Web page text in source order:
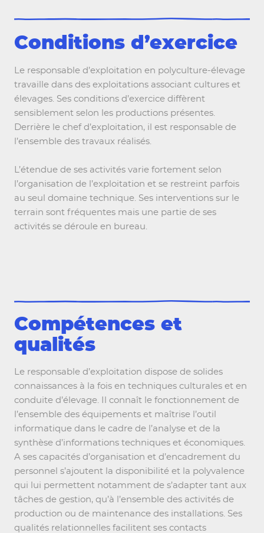
Les métiers
Conditions d’exercice
Le responsable d’exploitation en polyculture-élevage
travaille dans des exploitations associant cultures et
élevages. Ses conditions d’exercice diffèrent
sensiblement selon les productions présentes.
Derrière le chef d’exploitation, il est responsable de
l’ensemble des travaux réalisés.
L’étendue de ses activités varie fortement selon
l’organisation de l’exploitation et se restreint parfois
au seul domaine technique. Ses interventions sur le
terrain sont fréquentes mais une partie de ses
activités se déroule en bureau.
Compétences et
qualités
Le responsable d’exploitation dispose de solides
connaissances à la fois en techniques culturales et en
conduite d’élevage. Il connaît le fonctionnement de
l’ensemble des équipements et maîtrise l’outil
informatique dans le cadre de l’analyse et de la
synthèse d’informations techniques et économiques.
A ses capacités d’organisation et d’encadrement du
personnel s’ajoutent la disponibilité et la polyvalence
qui lui permettent notamment de s’adapter tant aux
tâches de gestion, qu’à l’ensemble des activités de
production ou de maintenance des installations. Ses
qualités relationnelles facilitent ses contacts